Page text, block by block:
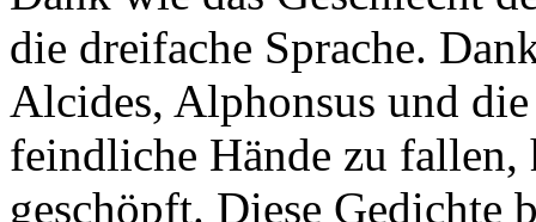
die dreifache Sprache.
Alcides, Alphonsus und
feindliche Hände zu
geschöpft. Diese Gedichte